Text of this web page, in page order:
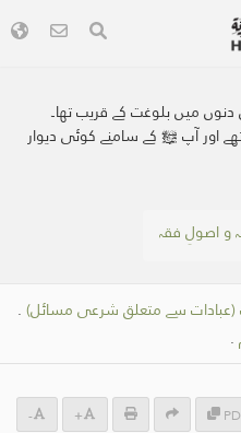
دنوں میں بلوغت کے قریب تھا۔
اور آپ ﷺ کے سامنے کوئی دیوار
و اصولِ فقہ
(عبادات سے متعلق شرعی مسائل) .
.
+
-